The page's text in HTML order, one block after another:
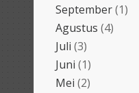
September(1)
Agustus (4)
Juli (3)
Juni (1)
Mei (2)